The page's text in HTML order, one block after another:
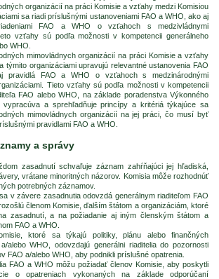
organizácií na práci Komisie a vzťahy medzi Komisiou
sa riadi príslušnými ustanoveniami FAO a WHO, ako aj
FAO a WHO o vzťahoch s medzivládnymi
vzťahy sú podľa možnosti v kompetencii generálneho
WHO.
mimovládnych organizácií na práci Komisie a vzťahy
týmito organizáciami upravujú relevantné ustanovenia FAO
pravidlá FAO a WHO o vzťahoch s medzinárodnými
Tieto vzťahy sú podľa možnosti v kompetencii
FAO alebo WHO, na základe poradenstva Výkonného
vypracúva a sprehľadňuje princípy a kritériá týkajúce sa
mimovládnych organizácií na jej práci, čo musí byť
pravidlami FAO a WHO.
a správy
zasadnutí schvaľuje záznam zahŕňajúci jej hľadiská,
vrátane minoritných názorov. Komisia môže rozhodnúť
potrebných záznamov.
v závere zasadnutia odovzdá generálnym riaditeľom FAO
členom Komisie, ďalším štátom a organizáciám, ktoré
zasadnutí, a na požiadanie aj iným členským štátom a
FAO a WHO.
ktoré sa týkajú politiky, plánu alebo finančných
alebo WHO, odovzdajú generálni riaditelia do pozornosti
FAO a/alebo WHO, aby podnikli príslušné opatrenia.
FAO a WHO môžu požiadať členov Komisie, aby poskytli
o opatreniach vykonaných na základe odporúčaní